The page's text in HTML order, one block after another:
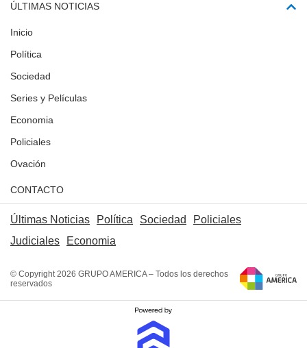
ÚLTIMAS NOTICIAS
Inicio
Política
Sociedad
Series y Películas
Economia
Policiales
Ovación
CONTACTO
Últimas Noticias Política Sociedad
Policiales
Judiciales
Economia
© Copyright 2026 GRUPO AMERICA – Todos los derechos
reservados